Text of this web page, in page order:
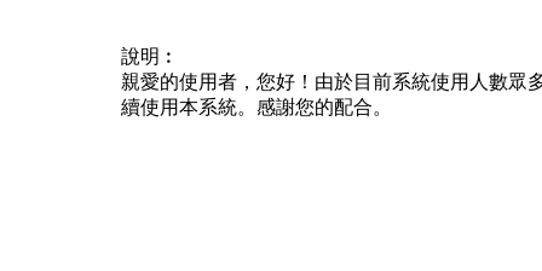
說明︰
親愛的使用者，您好！由於目前系統使用人數眾
續使用本系統。感謝您的配合。